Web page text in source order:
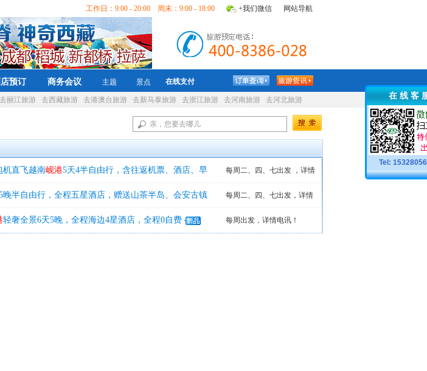
网站导航
工作日：9:00 - 20:00 周末：9:00 - 18:00 +我们微信
预订 商务会议 主题 景点 在线支付
去丽江旅游 去西藏旅游 去港澳台旅游 去新马泰旅游 去浙江旅游 去河南旅游 去河北旅游
机直飞越南岘港5天4半自由行，含往返机票、酒店、早 每周二、四、七出发 ，详情
电
晚半自由行，全程五星酒店，赠送山茶半岛、会安古镇 每周二、四、七出发，详情
电讯
轻奢全景6天5晚，全程海边4星酒店，全程0自费 每周出发，详情电讯！
在 线 客
Tel: